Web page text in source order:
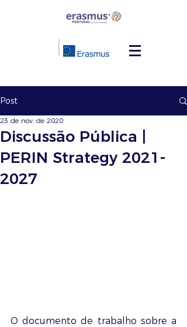
Post
Discussão Pública |
PERIN Strategy 2021-
2027
23 de nov. de 2020
O documento de trabalho sobre a